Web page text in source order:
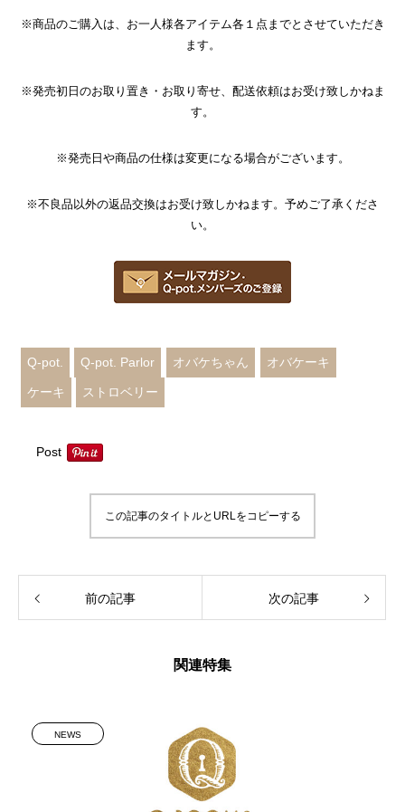
※商品のご購入は、お一人様各アイテム各１点までとさせていただき
ます。
※発売初日のお取り置き・お取り寄せ、配送依頼はお受け致しかねま
す。
※発売日や商品の仕様は変更になる場合がございます。
※不良品以外の返品交換はお受け致しかねます。予めご了承くださ
い。
Q-pot. Q-pot. Parlor オバケちゃん オバケーキ
ケーキ ストロベリー
Post
この記事のタイトルとURLをコピーする
前の記事 次の記事
関連特集
NEWS